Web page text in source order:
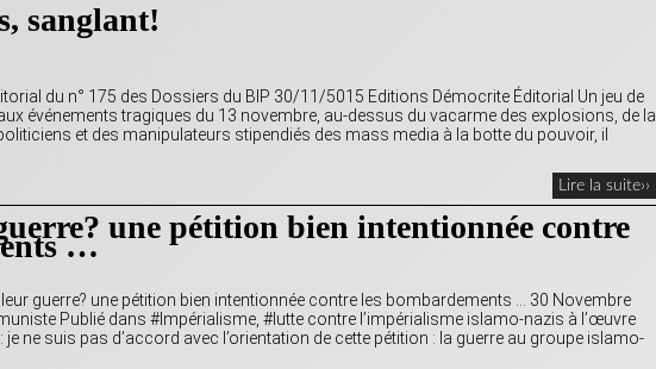
sanglant!
du n° 175 des Dossiers du BIP 30/11/5015 Editions Démocrite Éditorial Un jeu de
événements tragiques du 13 novembre, au-dessus du vacarme des explosions, de la
et des manipulateurs stipendiés des mass media à la botte du pouvoir, il
Lire la suite››
une pétition bien intentionnée contre
…
guerre? une pétition bien intentionnée contre les bombardements … 30 Novembre
Publié dans #Impérialisme, #lutte contre l’impérialisme islamo-nazis à l’œuvre
je ne suis pas d’accord avec l’orientation de cette pétition : la guerre au groupe islamo-